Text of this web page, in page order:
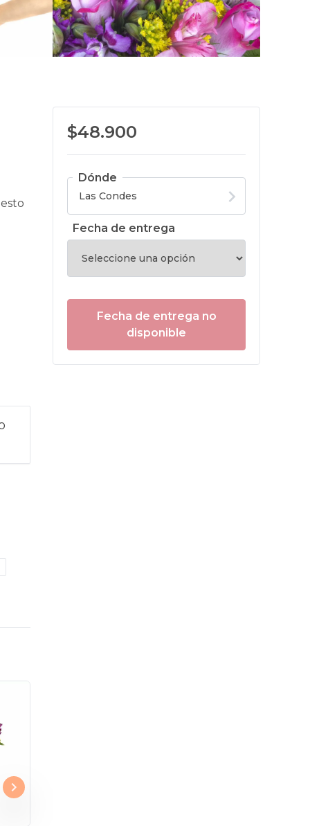
$48.900
Dónde
Fecha de entrega
Fecha de entrega no
disponible